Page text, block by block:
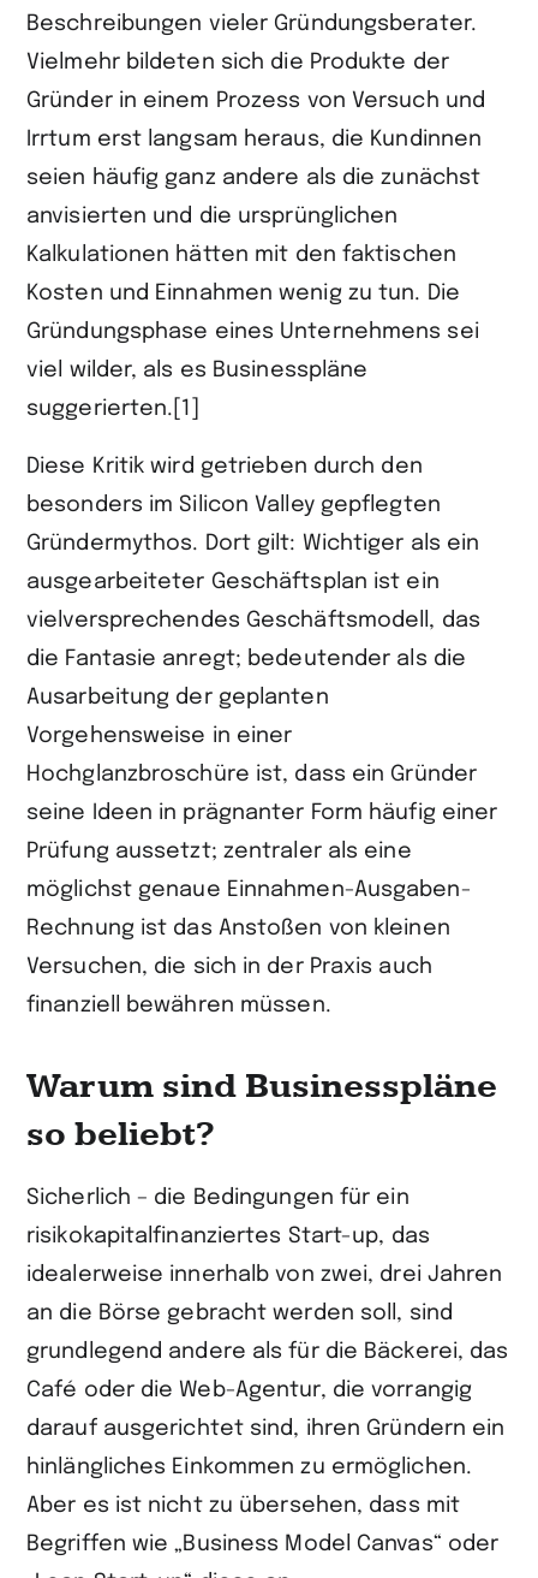
Beschreibungen vieler Gründungsberater.
Vielmehr bildeten sich die Produkte der
Gründer in einem Prozess von Versuch und
Irrtum erst langsam heraus, die Kundinnen
seien häufig ganz andere als die zunächst
anvisierten und die ursprünglichen
Kalkulationen hätten mit den faktischen
Kosten und Einnahmen wenig zu tun. Die
Gründungsphase eines Unternehmens sei
viel wilder, als es Businesspläne
suggerierten.[1]
Diese Kritik wird getrieben durch den
besonders im Silicon Valley gepflegten
Gründermythos. Dort gilt: Wichtiger als ein
ausgearbeiteter Geschäftsplan ist ein
vielversprechendes Geschäftsmodell, das
die Fantasie anregt; bedeutender als die
Ausarbeitung der geplanten
Vorgehensweise in einer
Hochglanzbroschüre ist, dass ein Gründer
seine Ideen in prägnanter Form häufig einer
Prüfung aussetzt; zentraler als eine
möglichst genaue Einnahmen-Ausgaben-
Rechnung ist das Anstoßen von kleinen
Versuchen, die sich in der Praxis auch
finanziell bewähren müssen.
Warum sind Businesspläne
so beliebt?
Sicherlich – die Bedingungen für ein
risikokapitalfinanziertes Start-up, das
idealerweise innerhalb von zwei, drei Jahren
an die Börse gebracht werden soll, sind
grundlegend andere als für die Bäckerei, das
Café oder die Web-Agentur, die vorrangig
darauf ausgerichtet sind, ihren Gründern ein
hinlängliches Einkommen zu ermöglichen.
Aber es ist nicht zu übersehen, dass mit
Begriffen wie „Business Model Canvas“ oder